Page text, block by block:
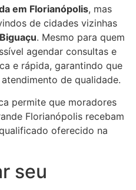
em Florianópolis, mas
de cidades vizinhas
. Mesmo para quem
agendar consultas e
e rápida, garantindo que
de qualidade.
permite que moradores
Florianópolis recebam
oferecido na
seu